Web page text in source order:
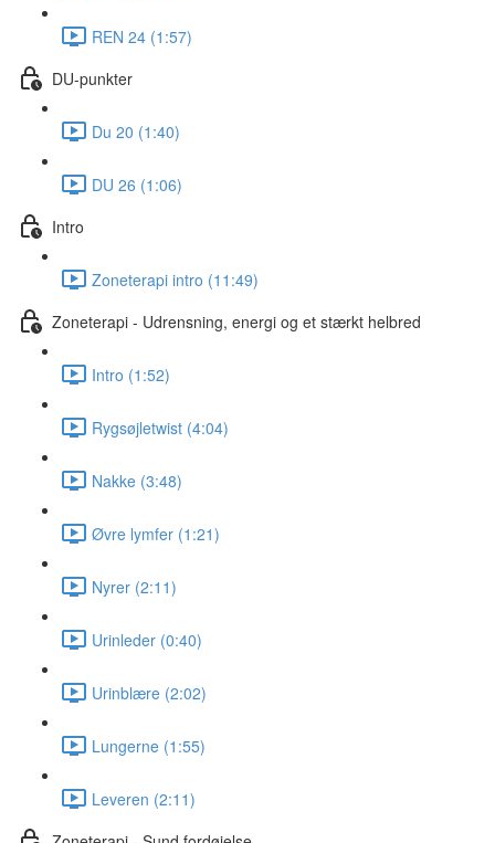
REN 24 (1:57)
DU-punkter
Du 20 (1:40)
DU 26 (1:06)
Intro
Zoneterapi intro (11:49)
Zoneterapi - Udrensning, energi og et stærkt helbred
Intro (1:52)
Rygsøjletwist (4:04)
Nakke (3:48)
Øvre lymfer (1:21)
Nyrer (2:11)
Urinleder (0:40)
Urinblære (2:02)
Lungerne (1:55)
Leveren (2:11)